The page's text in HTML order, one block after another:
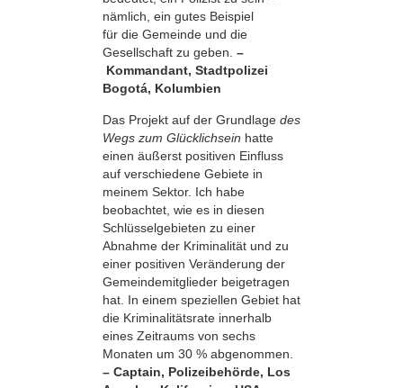
nämlich, ein gutes Beispiel
für die Gemeinde und die
Gesellschaft zu geben. –
Kommandant, Stadtpolizei
Bogotá, Kolumbien
Das Projekt auf der Grundlage des
Wegs zum Glücklichsein hatte
einen äußerst positiven Einfluss
auf verschiedene Gebiete in
meinem Sektor. Ich habe
beobachtet, wie es in diesen
Schlüsselgebieten zu einer
Abnahme der Kriminalität und zu
einer positiven Veränderung der
Gemeindemitglieder beigetragen
hat. In einem speziellen Gebiet hat
die Kriminalitätsrate innerhalb
eines Zeitraums von sechs
Monaten um 30 % abgenommen.
– Captain, Polizeibehörde, Los